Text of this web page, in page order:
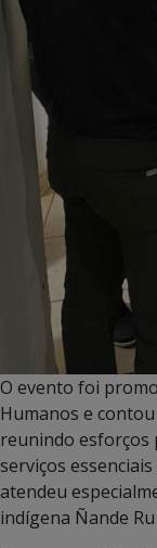
O evento foi
Humanos e
reunindo esforços
serviços
atendeu
indígena Ñande